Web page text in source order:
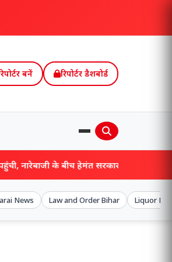
बनें रिपोर्टर डैशबोर्ड
के बीच हेमंत सरकार ने पेश किया अनुपूरक बजट!
News Law and Order Bihar Liquor